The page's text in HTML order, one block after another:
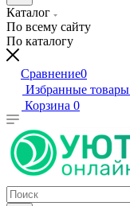
Каталог
По всему сайту
По каталогу
Сравнение0
Избранные товары
Корзина 0